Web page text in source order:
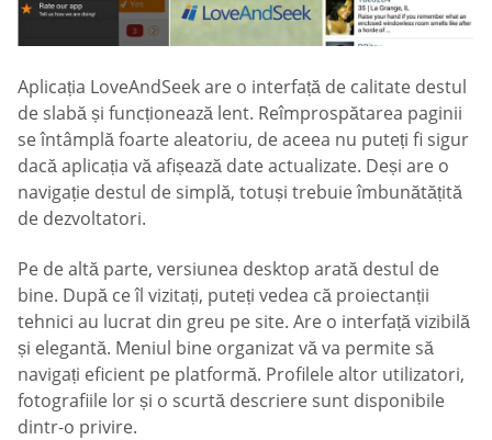
Aplicația LoveAndSeek are o interfață de calitate destul
de slabă și funcționează lent. Reîmprospătarea paginii
se întâmplă foarte aleatoriu, de aceea nu puteți fi sigur
dacă aplicația vă afișează date actualizate. Deși are o
navigație destul de simplă, totuși trebuie îmbunătățită
de dezvoltatori.
Pe de altă parte, versiunea desktop arată destul de
bine. După ce îl vizitați, puteți vedea că proiectanții
tehnici au lucrat din greu pe site. Are o interfață vizibilă
și elegantă. Meniul bine organizat vă va permite să
navigați eficient pe platformă. Profilele altor utilizatori,
fotografiile lor și o scurtă descriere sunt disponibile
dintr-o privire.